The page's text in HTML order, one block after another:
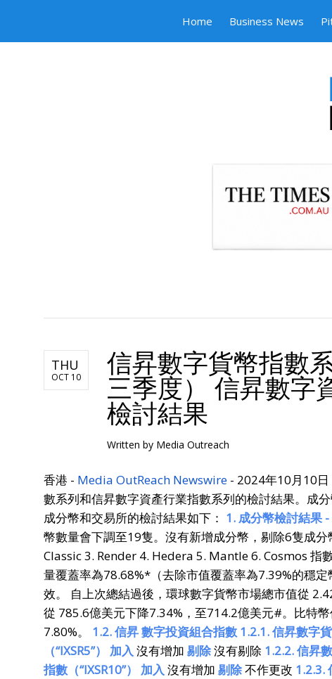
Home Business News
THU
OCT 10 信昇數字貨幣指數
三季度） 信昇數字
檢討結果
Written by Media Outreach
香港 - Media OutReach Newswire - 2024年10月10
數系列和信昇數字資產行業指數系列的檢討結果。成
成分幣和交易所的檢討結果如下： 1. 成分幣檢討結果
幣數量會下調至19隻。沒有新增成分幣，剔除6隻成分
Classic 3. Render 4. Hedera 5. Mantle 6. Cosmos
量覆蓋率為78.68%*（去除市值覆蓋率為7.39%的穩
效。 自上次總結過後，環球數字貨幣市場總市值從
從 785.6億美元下降7.34%，至714.2億美元#。⽐特
7.80%。 1.2. 信昇 數字投資組合指數 1.2.1. 信昇數字
（“IXSR5”） 加入 沒有增加 剔除沒有剔除 1.2.2. 信昇
指數（“IXSR10”） 加入 沒有增加 剔除不作更改 1.2.3.